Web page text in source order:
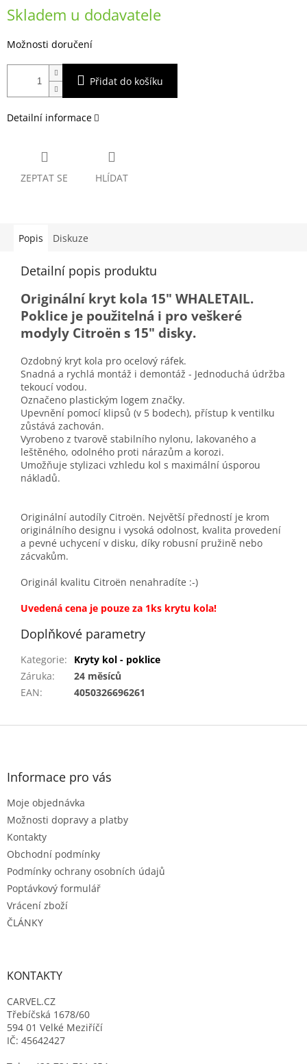
cena:
Skladem u dodavatele
Možnosti doručení
Přidat do košíku
Detailní informace
ZEPTAT SE HLÍDAT
Popis Diskuze
Detailní popis produktu
Originální kryt kola 15" WHALETAIL.
Poklice je použitelná i pro veškeré
modyly Citroën s 15" disky.
Ozdobný kryt kola pro ocelový ráfek.
Snadná a rychlá montáž i demontáž - Jednoduchá údržba
tekoucí vodou.
Označeno plastickým logem značky.
Upevnění pomocí klipsů (v 5 bodech), přístup k ventilku
zůstává zachován.
Vyrobeno z tvarově stabilního nylonu, lakovaného a
leštěného, odolného proti nárazům a korozi.
Umožňuje stylizaci vzhledu kol s maximální úsporou
nákladů.
Originální autodíly Citroën. Největší předností je krom
originálního designu i vysoká odolnost, kvalita provedení
a pevné uchycení v disku, díky robusní pružině nebo
zácvakům.
Originál kvalitu Citroën nenahradíte :-)
Uvedená cena je pouze za 1ks krytu kola!
Doplňkové parametry
Kategorie:
Kryty kol - poklice
Záruka:
24 měsíců
EAN: 4050326696261
Z
Informace pro vás
Moje objednávka
Možnosti dopravy a platby
Kontakty
Obchodní podmínky
Podmínky ochrany osobních údajů
Poptávkový formulář
Vrácení zboží
ČLÁNKY
KONTAKTY
CARVEL.CZ
Třebíčská 1678/60
594 01 Velké Meziříčí
IČ: 45642427